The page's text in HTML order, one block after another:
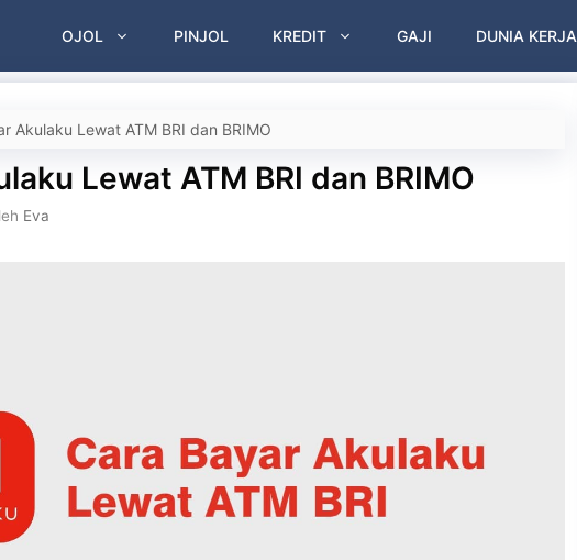
OJOL PINJOL KREDIT GAJI DUNIA KERJA
Akulaku Lewat ATM BRI dan BRIMO
Lewat ATM BRI dan BRIMO
Eva